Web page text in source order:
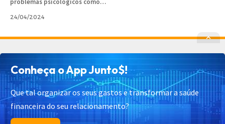
24/04/2024
Termos de Uso Contato Cadastrar Quem Somos
Conheça o App Junto$!
Que tal organizar os seus gastos e transformar a saúde
financeira do seu relacionamento?